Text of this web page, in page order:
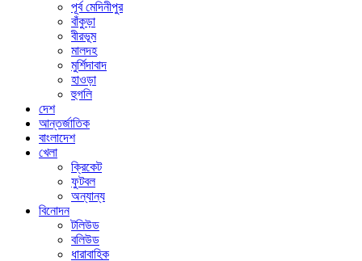
পূর্ব মেদিনীপুর
বাঁকুড়া
বীরভূম
মালদহ
মুর্শিদাবাদ
হাওড়া
হুগলি
দেশ
আন্তর্জাতিক
বাংলাদেশ
খেলা
ক্রিকেট
ফুটবল
অন্যান্য
বিনোদন
টলিউড
বলিউড
ধারাবাহিক